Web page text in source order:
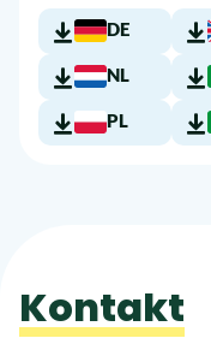
DE
NL
PL
Kontakt